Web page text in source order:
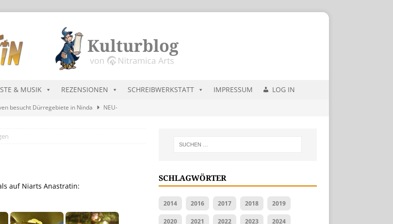
& MUSIK REZENSIONEN SCHREIBWERKSTATT IMPRESSUM LOG IN
besucht Dürregebiete in Ninda
NEU-
unöffentlich…
vor
2026 MUSIK
auf Niarts Anastratin:
SCHLAGWÖRTER
2014 2016 2017 2018 2019
2020 2021 2022 2023 2024